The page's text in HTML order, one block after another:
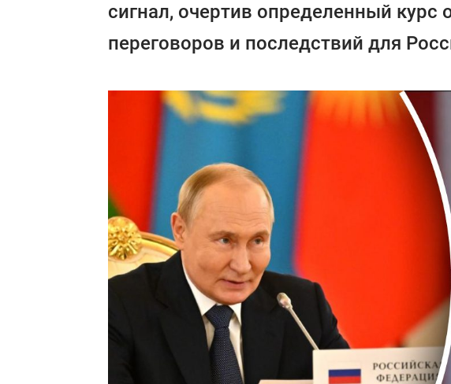
сигнал, очертив определенный курс
переговоров и последствий для